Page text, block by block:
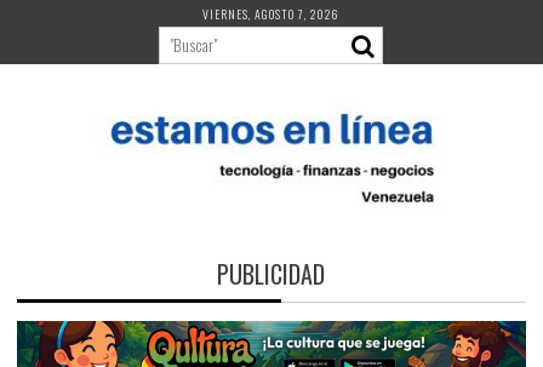
contenido
VIERNES, AGOSTO 7, 2026
PUBLICIDAD